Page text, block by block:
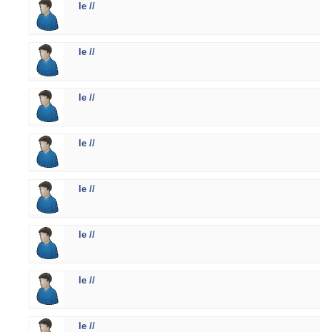
le //
le //
le //
le //
le //
le //
le //
le //